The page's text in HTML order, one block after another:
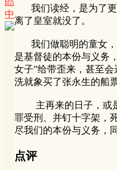
中
我们读经，是为了更
离了皇室就没了。
我们做聪明的童女，
是基督徒的本份与义务
女子”给带歪来，甚至
洗就象买了张永生的船
主再来的日子，或是
罪受刑、并钉十字架，
尽我们的本份与义务，
点评